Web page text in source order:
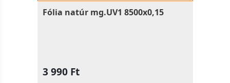
Fólia natúr mg.UV1 8500x0,15
3 990 Ft